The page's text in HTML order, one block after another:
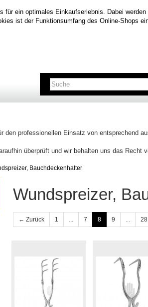
für ein optimales Einkaufserlebnis. Dabei
ist der Funktionsumfang des Online-Shops
den professionellen Einsatz von entsprechend
überprüft und wir behalten uns das Recht
Bauchdeckenhalter
Wundspreizer,
← Zurück 1 ... 7 8 9 ... 28